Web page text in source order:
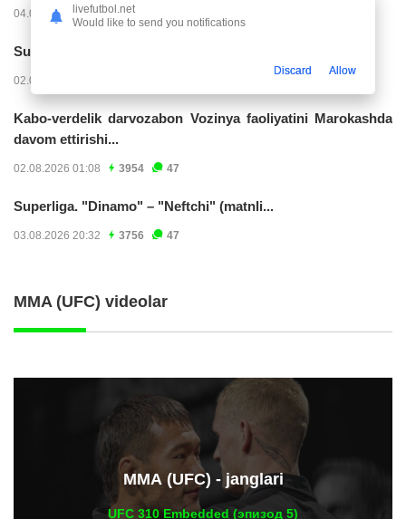
04.08.2026 02:11 14271
Superliga. “Buxoro” - “Lokomotiv”...
02.08.2026 03:08
Kabo-verdelik darvozabon Vozinya faoliyatini Marokashda
davom ettirishi...
02.08.2026 01:08 3954 47
Superliga. "Dinamo" – "Neftchi" (matnli...
03.08.2026 20:32 3756 47
MMA (UFC) videolar
ММА (UFC) - janglari
UFC 310 Embedded (эпизод 5)
livefutbol.net
Would like to send you notifications
Discard Allow